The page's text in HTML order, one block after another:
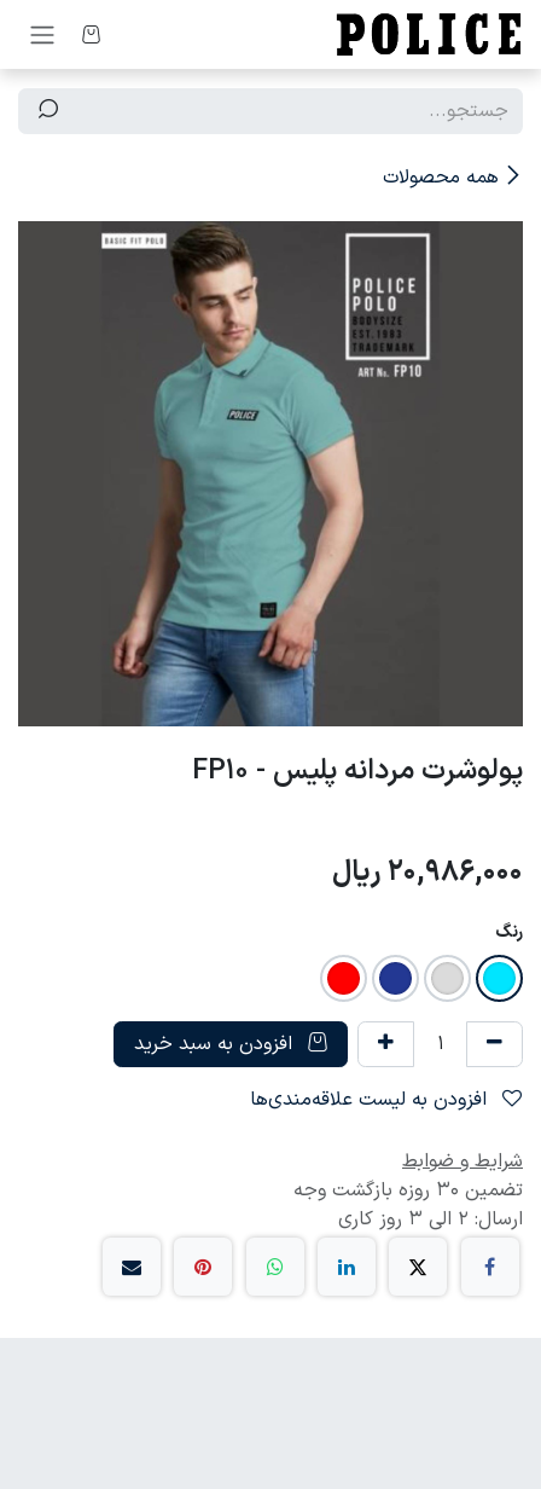
صرف نظر و مشاهده محتوا
همه محصولات
پولوشرت مردانه پلیس - FP10
20,986,000 ریال
رنگ
افزودن به سبد خرید
شرایط و ضوابط
تضمین 30 روزه بازگشت وجه
ارسال: 2 الی 3 روز کاری